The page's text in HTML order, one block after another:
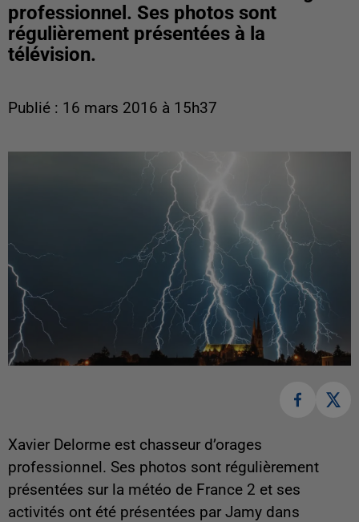
professionnel. Ses photos sont
régulièrement présentées à la
télévision.
Publié : 16 mars 2016 à 15h37
Xavier Delorme est chasseur d’orages
professionnel. Ses photos sont régulièrement
présentées sur la météo de France 2 et ses
activités ont été présentées par Jamy dans